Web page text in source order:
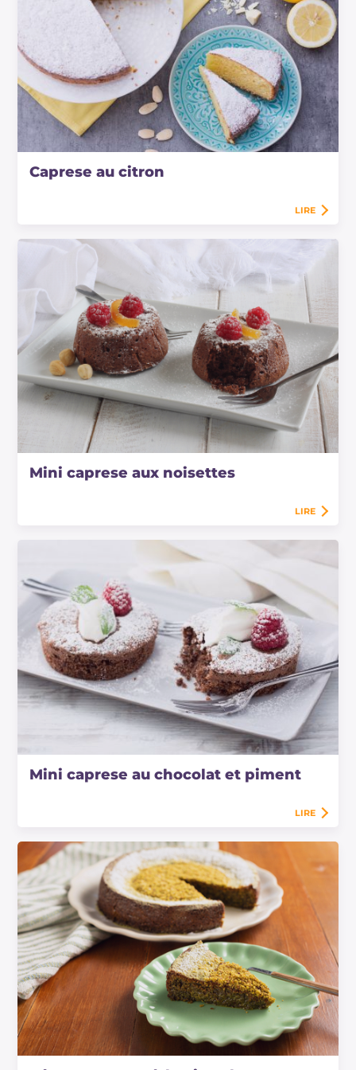
Caprese au citron
LIRE
Mini caprese aux noisettes
LIRE
Mini caprese au chocolat et piment
LIRE